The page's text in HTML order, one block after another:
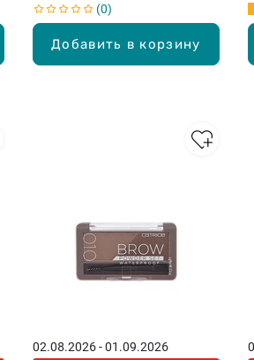
Добавить в корзину
0
02.08.2026 - 01.09.2026